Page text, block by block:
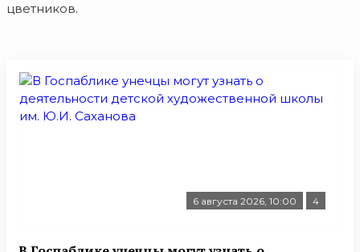
цветников.
6 августа 2026, 10:00 4